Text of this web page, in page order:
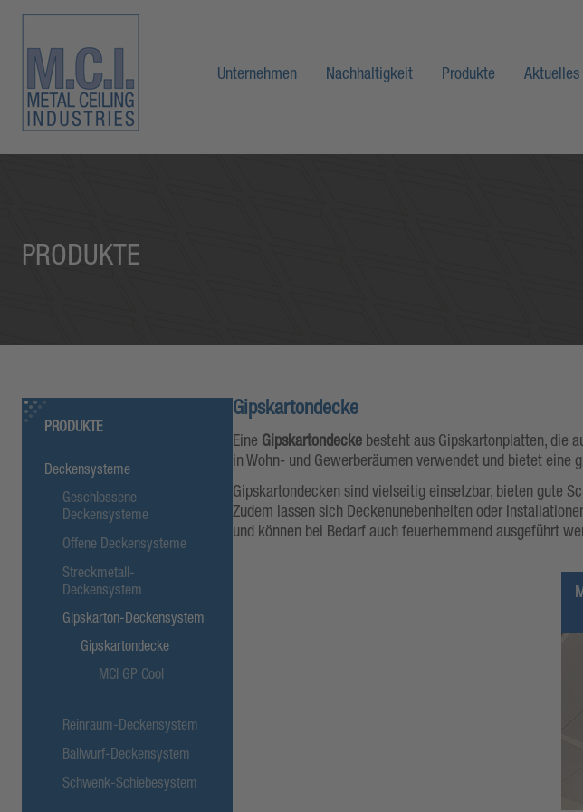
Unternehmen Nachhaltigkeit Produkte Aktuelles
PRODUKTE
PRODUKTE
Deckensysteme
Geschlossene
Deckensysteme
Offene Deckensysteme
Streckmetall-
Deckensystem
Gipskarton-Deckensystem
Gipskartondecke
MCI GP Cool
Reinraum-Deckensystem
Ballwurf-Deckensystem
Schwenk-Schiebesystem
Gipskartondecke
Eine Gipskartondecke besteht aus Gipskartonplatten, die
in Wohn- und Gewerberäumen verwendet und bietet eine
Gipskartondecken sind vielseitig einsetzbar, bieten gute
Zudem lassen sich Deckenunebenheiten oder
und können bei Bedarf auch feuerhemmend ausgeführt